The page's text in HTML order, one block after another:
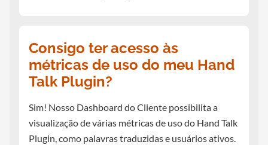
Consigo ter acesso às
métricas de uso do meu Hand
Talk Plugin?
Sim! Nosso Dashboard do Cliente possibilita a
visualização de várias métricas de uso do Hand Talk
Plugin, como palavras traduzidas e usuários ativos.